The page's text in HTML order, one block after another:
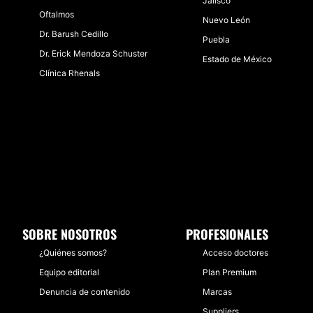
Oftalmos
Dr. Barush Cedillo
Dr. Erick Mendoza Schuster
Clínica Rhenals
Nuevo León
Puebla
Estado de México
SOBRE NOSOTROS
¿Quiénes somos?
Equipo editorial
Denuncia de contenido
PROFESIONALES
Acceso doctores
Plan Premium
Marcas
Suppliers